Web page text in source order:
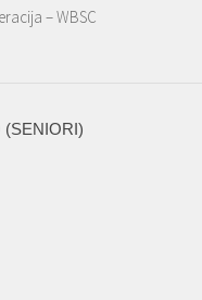
– WBSC
(SENIORI)